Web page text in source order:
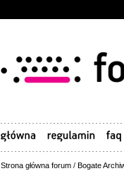
Strona główna forum / Bogate